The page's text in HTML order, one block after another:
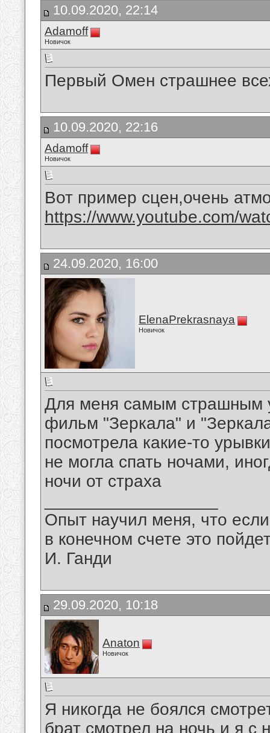
10.09.2020, 22:14
Adamoff
Новичок
Первый Омен страшнее
10.09.2020, 22:16
Adamoff
Новичок
Вот пример сцен,очень
https://www.youtube.com/
24.09.2020, 16:00
ElenaPrekrasnaya
Новичок
Для меня самым страшным
фильм "Зеркала" и
посмотрела какие-то
не могла спать ночами,
ночи от страха
Опыт научил меня, что
в конечном счете это
И. Ганди
29.09.2020, 10:18
Anaton
Новичок
Я никогда не боялся
брат смотрел на ночь и я